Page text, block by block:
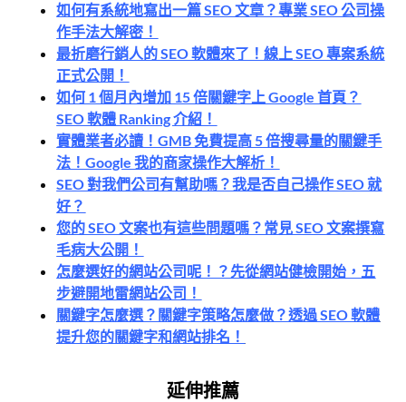
如何有系統地寫出一篇 SEO 文章？專業 SEO 公司操
作手法大解密！
最折磨行銷人的 SEO 軟體來了！線上 SEO 專案系統
正式公開！
如何 1 個月內增加 15 倍關鍵字上 Google 首頁？
SEO 軟體 Ranking 介紹！
實體業者必讀！GMB 免費提高 5 倍搜尋量的關鍵手
法！Google 我的商家操作大解析！
SEO 對我們公司有幫助嗎？我是否自己操作 SEO 就
好？
您的 SEO 文案也有這些問題嗎？常見 SEO 文案撰寫
毛病大公開！
怎麼選好的網站公司呢！？先從網站健檢開始，五
步避開地雷網站公司！
關鍵字怎麼選？關鍵字策略怎麼做？透過 SEO 軟體
提升您的關鍵字和網站排名！
延伸推薦